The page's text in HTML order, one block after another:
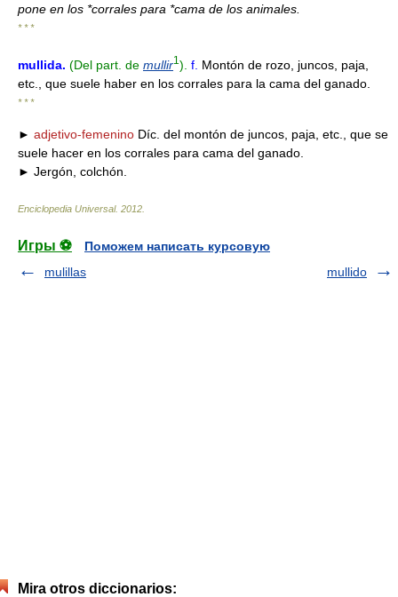
pone en los *corrales para *cama de los animales.
* * *
mullida. (Del part. de mullir1 ). f. Montón de rozo, juncos, paja,
etc., que suele haber en los corrales para la cama del ganado.
* * *
► adjetivo-femenino Díc. del montón de juncos, paja, etc., que se
suele hacer en los corrales para cama del ganado.
► Jergón, colchón.
Enciclopedia Universal. 2012
Игры ⚽
Поможем написать курсовую
mulillas
mullido
Mira otros diccionarios: